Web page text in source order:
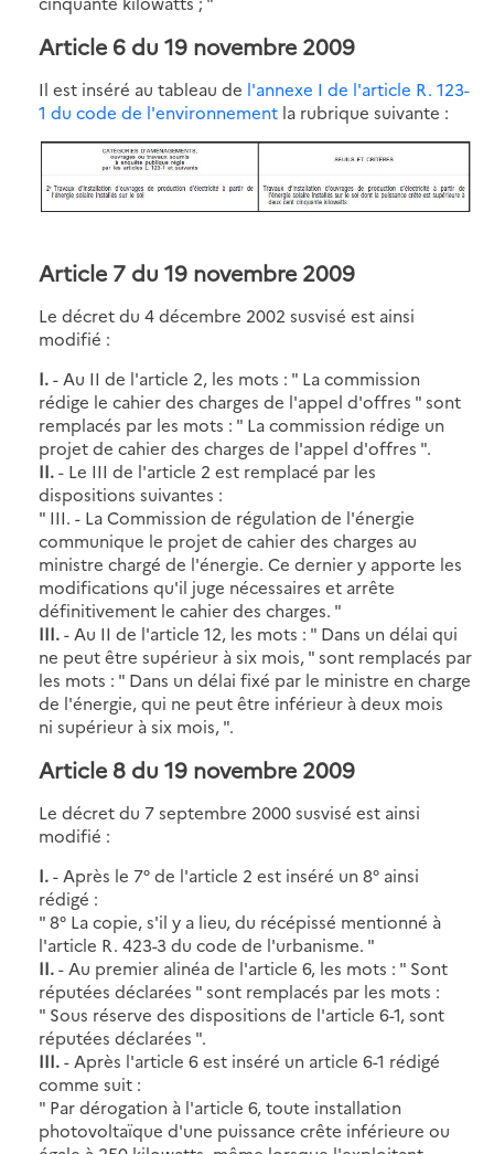
Article 6 du 19 novembre 2009
Il est inséré au tableau de l'annexe I de l'article R. 123-
1 du code de l'environnement la rubrique suivante :
Article 7 du 19 novembre 2009
Le décret du 4 décembre 2002 susvisé est ainsi
modifié :
I.- Au II de l'article 2, les mots : " La commission
rédige le cahier des charges de l'appel d'offres " sont
remplacés par les mots : " La commission rédige un
projet de cahier des charges de l'appel d'offres ".
II.- Le III de l'article 2 est remplacé par les
dispositions suivantes :
" III. - La Commission de régulation de l'énergie
communique le projet de cahier des charges au
ministre chargé de l'énergie. Ce dernier y apporte les
modifications qu'il juge nécessaires et arrête
définitivement le cahier des charges. "
III.- Au II de l'article 12, les mots : " Dans un délai qui
ne peut être supérieur à six mois, " sont remplacés par
les mots : " Dans un délai fixé par le ministre en charge
de l'énergie, qui ne peut être inférieur à deux mois
ni supérieur à six mois, ".
Article 8 du 19 novembre 2009
Le décret du 7 septembre 2000 susvisé est ainsi
modifié :
I.- Après le 7° de l'article 2 est inséré un 8° ainsi
rédigé :
" 8° La copie, s'il y a lieu, du récépissé mentionné à
l'article R. 423-3 du code de l'urbanisme. "
II.- Au premier alinéa de l'article 6, les mots : " Sont
réputées déclarées " sont remplacés par les mots :
" Sous réserve des dispositions de l'article 6-1, sont
réputées déclarées ".
III.- Après l'article 6 est inséré un article 6-1 rédigé
comme suit :
" Par dérogation à l'article 6, toute installation
photovoltaïque d'une puissance crête inférieure ou